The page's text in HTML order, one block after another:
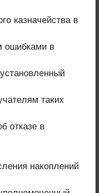
казначейства в
ошибками в
таких
отказе в
накоплений